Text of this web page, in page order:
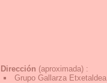
Dirección (aproximada) :
Grupo Gallarza